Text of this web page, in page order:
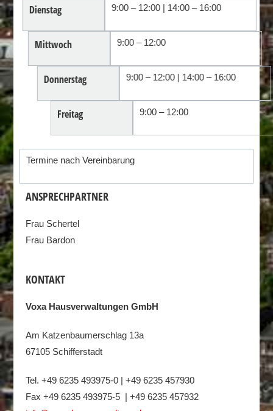
Dienstag 9:00 – 12:00 | 14:00 – 16:00
Mittwoch 9:00 – 12:00
Donnerstag 9:00 – 12:00 | 14:00 – 16:00
Freitag 9:00 – 12:00
Termine nach Vereinbarung
ANSPRECHPARTNER
Frau Schertel
Frau Bardon
KONTAKT
Voxa Hausverwaltungen GmbH
Am Katzenbaumerschlag 13a
67105 Schifferstadt
Tel. +49 6235 493975-0 | +49 6235 457930
Fax +49 6235 493975-5 | +49 6235 457932